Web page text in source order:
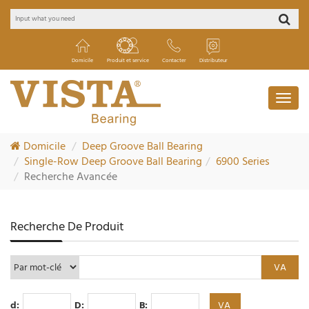
Domicile Produit et service Contacter Distributeur
Domicile
Deep Groove Ball Bearing
Single-Row Deep Groove Ball Bearing
6900 Series
Recherche Avancée
Recherche De Produit
d: D: B: